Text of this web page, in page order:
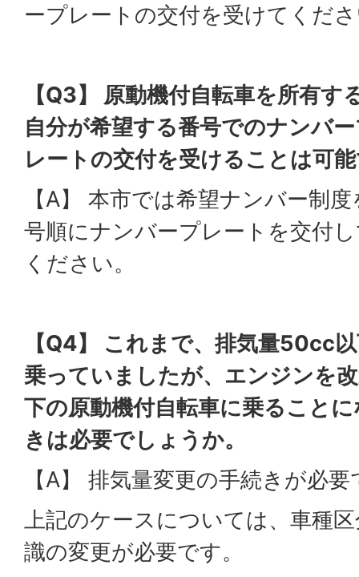
ープレートの交付を受けてくだ
【Q3】 原動機付自転車を所有
自分が希望する番号でのナンバ
レートの交付を受けることは可
【A】 本市では希望ナンバー制
号順にナンバープレートを交付
ください。
【Q4】 これまで、排気量50cc
乗っていましたが、エンジンを
下の原動機付自転車に乗ること
きは必要でしょうか。
【A】 排気量変更の手続きが必
上記のケースについては、車種
識の変更が必要です。